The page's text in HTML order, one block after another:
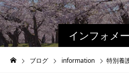
インフォメ
ブログ information 特別養